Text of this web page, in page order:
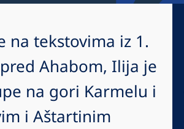
na tekstovima iz 1.
Ahabom, Ilija je
na gori Karmelu i
i Aštartinim